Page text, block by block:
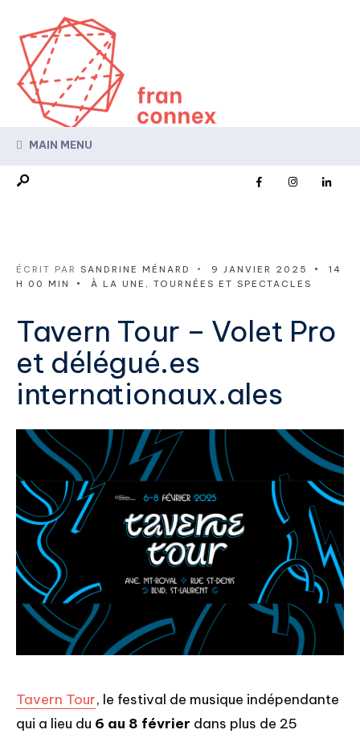
MAIN MENU
ÉCRIT PAR SANDRINE MÉNARD • 9 JANVIER 2025 •
14
H 00 MIN
• À LA UNE , TOURNÉES ET SPECTACLES
Tavern Tour – Volet Pro
et délégué.es
internationaux.ales
Tavern Tour, le festival de musique indépendante
qui a lieu du 6 au 8 février dans plus de 25